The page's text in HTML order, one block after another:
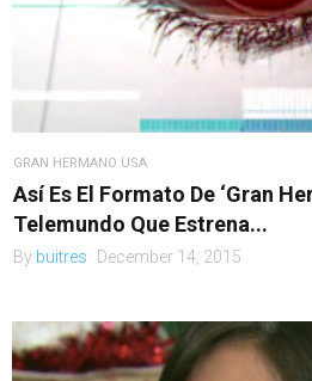
GRAN HERMANO USA
Así Es El Formato De ‘Gran
Telemundo Que Estrena...
By buitres December 14, 2015